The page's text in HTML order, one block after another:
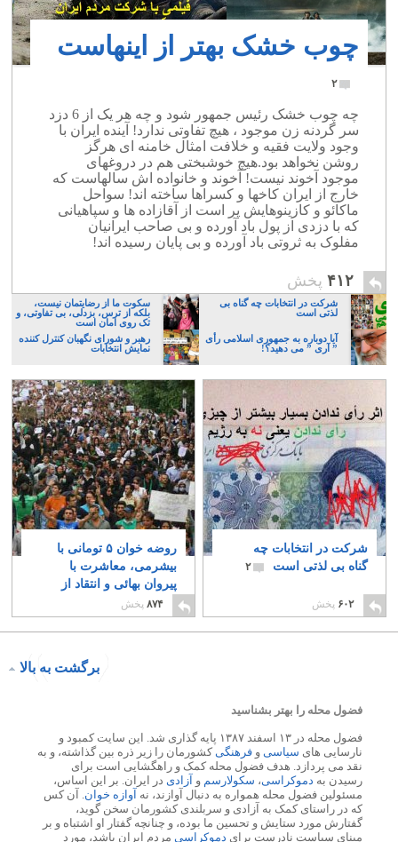
چوب خشک بهتر از اینهاست
۲
چه چوب خشک رئیس جمهور شود و چه هر یک از 6 دزد
سر گردنه زن موجود ، هیچ تفاوتی ندارد! آینده ایران با
وجود ولایت فقیه و خلافت امثال خامنه ای هرگز
روشن نخواهد بود.هیچ خوشبختی هم در دروغهای
موجود آخوند نیست! آخوند و خانواده اش سالهاست که
خارج از ایران کاخها و کسراها ساخته اند! سواحل
ماکائو و کازینوهایش پر است از آقازاده ها و سپاهیانی
که با دزدی از پول باد آورده و بی صاحب ایرانیان
مفلوک به ثروتی باد آورده و بی پایان رسیده اند!
۴۱۲ پخش
شرکت در انتخابات چه گناه بی
لذتی است
سکوت ما از رضایتمان نیست،
بلکه از ترس، بزدلی، بی تفاوتی، و
تک روی امان است
آیا دوباره به جمهوری اسلامی رأی
” آری ” می دهید؟!
رهبر و شورای نگهبان کنترل کننده
نمایش انتخابات
شرکت در انتخابات چه
گناه بی لذتی است
۲
۶۰۲ پخش
روضه خوان ۵ تومانی با
بیشرمی، معاشرت با
پیروان بهائی و انتقاد از
جنایتکاران رژیم را ممنوع
اعلام کرد
۲
۸۷۴ پخش
برگشت به بالا
فضول محله را بهتر بشناسید
فضول محله در ۱۳ اسفند ۱۳۸۷ پایه گذاری شد. این سایت کمبود و
نارسایی های سیاسی و فرهنگیکشورمان را زیر ذره بین گذاشته، و به
نقد می پردازد. هدف فضول محله کمک و راهگشایی است برای
رسیدن به دموکراسی، سکولارسم و آزادی در ایران. بر این اساس،
مسئولین فضول محله همواره به دنبال آوازند، نه آوازه خوان. آن کس
که در راستای کمک به آزادی و سربلندی کشورمان سخن گوید،
گفتارش مورد ستایش و تحسین ما بوده، و چنانچه گفتار او اشتباه و بر
مبنای سیاست نادرست برای دموکراسی مردم ایران باشد، مورد